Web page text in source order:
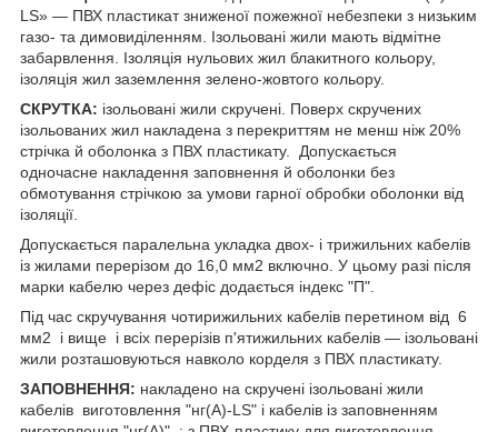
LS» — ПВХ пластикат зниженої пожежної небезпеки з низьким
газо- та димовиділенням. Ізольовані жили мають відмітне
забарвлення. Ізоляція нульових жил блакитного кольору,
ізоляція жил заземлення зелено-жовтого кольору.
СКРУТКА: ізольовані жили скручені. Поверх скручених
ізольованих жил накладена з перекриттям не менш ніж 20%
стрічка й оболонка з ПВХ пластикату. Допускається
одночасне накладення заповнення й оболонки без
обмотування стрічкою за умови гарної обробки оболонки від
ізоляції.
Допускається паралельна укладка двох- і трижильних кабелів
із жилами перерізом до 16,0 мм2 включно. У цьому разі після
марки кабелю через дефіс додається індекс "П".
Під час скручування чотирижильних кабелів перетином від 6
мм2 і вище і всіх перерізів п'ятижильних кабелів — ізольовані
жили розташовуються навколо корделя з ПВХ пластикату.
ЗАПОВНЕННЯ: накладено на скручені ізольовані жили
кабелів виготовлення "нг(А)-LS" і кабелів із заповненням